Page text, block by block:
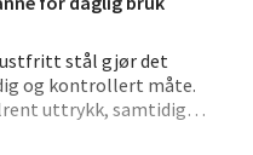
rustfritt stål gjør det
og kontrollert måte.
uttrykk, samtidig
Fyllingsdalen